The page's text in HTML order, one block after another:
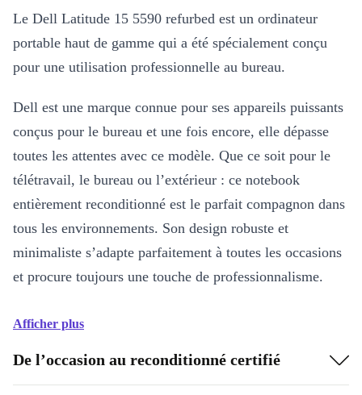
Le Dell Latitude 15 5590 refurbed est un ordinateur
portable haut de gamme qui a été spécialement conçu
pour une utilisation professionnelle au bureau.
Dell est une marque connue pour ses appareils puissants
conçus pour le bureau et une fois encore, elle dépasse
toutes les attentes avec ce modèle. Que ce soit pour le
télétravail, le bureau ou l’extérieur : ce notebook
entièrement reconditionné est le parfait compagnon dans
tous les environnements. Son design robuste et
minimaliste s’adapte parfaitement à toutes les occasions
et procure toujours une touche de professionnalisme.
Afficher plus
De l’occasion au reconditionné certifié